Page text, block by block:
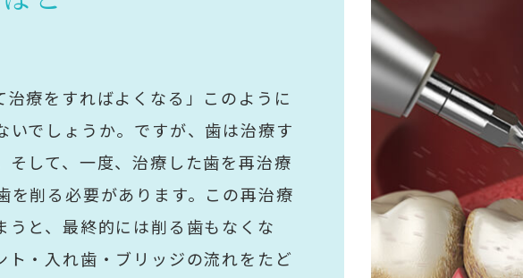
治療をすればよくなる」このように
いでしょうか。ですが、歯は治療す
そして、一度、治療した歯を再治療
を削る必要があります。この再治療
うと、最終的には削る歯もなくな
ト・入れ歯・ブリッジの流れをたど